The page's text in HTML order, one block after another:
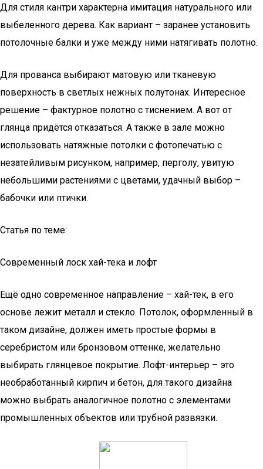
Для стиля кантри характерна имитация натурального или
выбеленного дерева. Как вариант – заранее установить
потолочные балки и уже между ними натягивать полотно.
Для прованса выбирают матовую или тканевую
поверхность в светлых нежных полутонах. Интересное
решение – фактурное полотно с тиснением. А вот от
глянца придётся отказаться. А также в зале можно
использовать натяжные потолки с фотопечатью с
незатейливым рисунком, например, перголу, увитую
небольшими растениями с цветами, удачный выбор –
бабочки или птички.
Статья по теме:
Современный лоск хай-тека и лофт
Ещё одно современное направление – хай-тек, в его
основе лежит металл и стекло. Потолок, оформленный в
таком дизайне, должен иметь простые формы в
серебристом или бронзовом оттенке, желательно
выбирать глянцевое покрытие. Лофт-интерьер – это
необработанный кирпич и бетон, для такого дизайна
можно выбрать аналогичное полотно с элементами
промышленных объектов или трубной развязки.